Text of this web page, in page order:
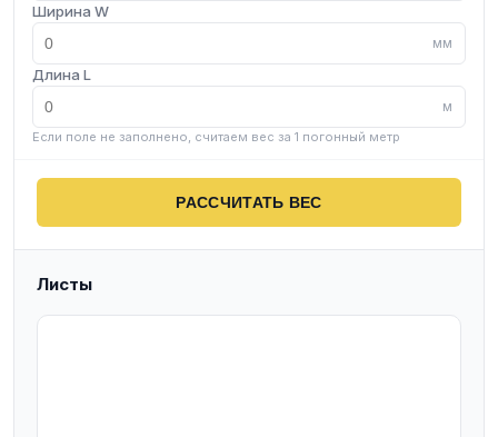
Ширина W
мм
Длина L
м
Если поле не заполнено, считаем вес за 1 погонный метр
РАССЧИТАТЬ ВЕС
Листы